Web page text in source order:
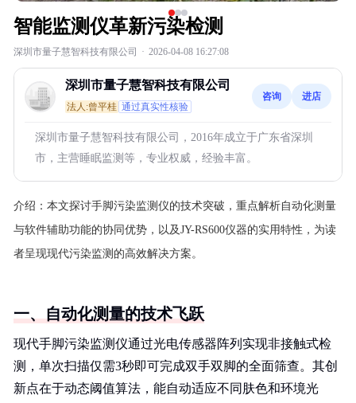
智能监测仪革新污染检测
深圳市量子慧智科技有限公司 · 2026-04-08 16:27:08
深圳市量子慧智科技有限公司
法人:曾平桂 通过真实性核验
咨询 进店
深圳市量子慧智科技有限公司，2016年成立于广东省深圳
市，主营睡眠监测等，专业权威，经验丰富。
介绍： 本文探讨手脚污染监测仪的技术突破，重点解析自动化测量
与软件辅助功能的协同优势，以及JY-RS600仪器的实用特性，为读
者呈现现代污染监测的高效解决方案。
一、自动化测量的技术飞跃
现代手脚污染监测仪通过光电传感器阵列实现非接触式检
测，单次扫描仅需3秒即可完成双手双脚的全面筛查。其创
新点在于动态阈值算法，能自动适应不同肤色和环境光